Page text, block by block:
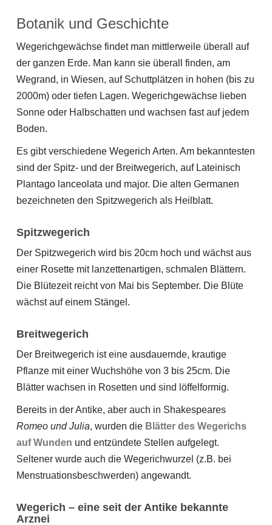
Botanik und Geschichte
Wegerichgewächse findet man mittlerweile überall auf
der ganzen Erde. Man kann sie überall finden, am
Wegrand, in Wiesen, auf Schuttplätzen in hohen (bis zu
2000m) oder tiefen Lagen. Wegerichgewächse lieben
Sonne oder Halbschatten und wachsen fast auf jedem
Boden.
Es gibt verschiedene Wegerich Arten. Am bekanntesten
sind der Spitz- und der Breitwegerich, auf Lateinisch
Plantago lanceolata und major. Die alten Germanen
bezeichneten den Spitzwegerich als Heilblatt.
Spitzwegerich
Der Spitzwegerich wird bis 20cm hoch und wächst aus
einer Rosette mit lanzettenartigen, schmalen Blättern.
Die Blütezeit reicht von Mai bis September. Die Blüte
wächst auf einem Stängel.
Breitwegerich
Der Breitwegerich ist eine ausdauernde, krautige
Pflanze mit einer Wuchshöhe von 3 bis 25cm. Die
Blätter wachsen in Rosetten und sind löffelformig.
Bereits in der Antike, aber auch in Shakespeares
Romeo und Julia, wurden die Blätter des Wegerichs
auf Wunden und entzündete Stellen aufgelegt.
Seltener wurde auch die Wegerichwurzel (z.B. bei
Menstruationsbeschwerden) angewandt.
Wegerich – eine seit der Antike bekannte
Arznei